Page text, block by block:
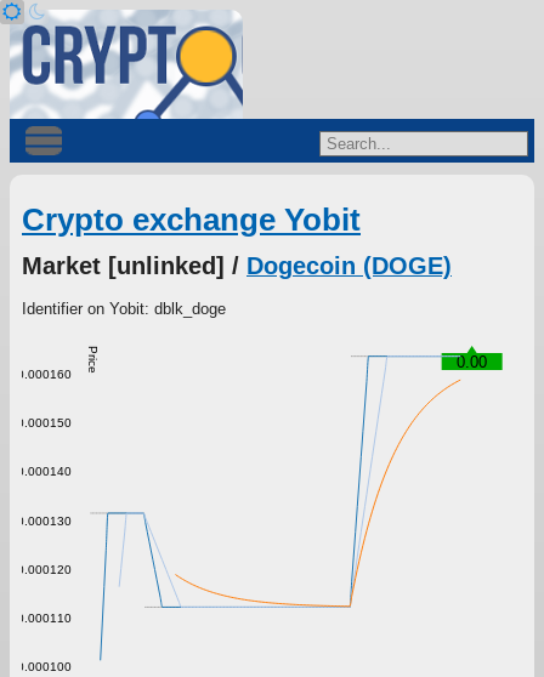
Crypto exchange Yobit
Market [unlinked] / Dogecoin (DOGE)
Identifier on Yobit: dblk_doge
Price
0.000100
0.000110
0.000120
0.000130
0.000140
0.000150
0.000160
0.00